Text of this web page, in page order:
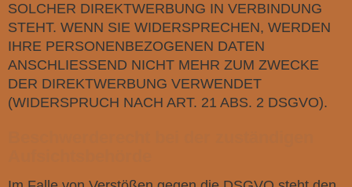
SOLCHER DIREKTWERBUNG IN VERBINDUNG
STEHT. WENN SIE WIDERSPRECHEN, WERDEN
IHRE PERSONENBEZOGENEN DATEN
ANSCHLIESSEND NICHT MEHR ZUM ZWECKE
DER DIREKTWERBUNG VERWENDET
(WIDERSPRUCH NACH ART. 21 ABS. 2 DSGVO).